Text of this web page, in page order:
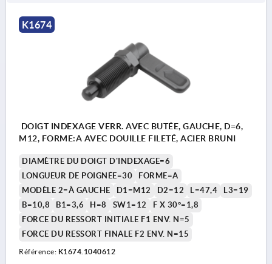
K1674
DOIGT INDEXAGE VERR. AVEC BUTÉE, GAUCHE, D=6,
M12, FORME:A AVEC DOUILLE FILETÉ, ACIER BRUNI
DIAMÈTRE DU DOIGT D'INDEXAGE=6
LONGUEUR DE POIGNÉE=30
FORME=A
MODÈLE 2=À GAUCHE
D1=M12 D2=12 L=47,4
L3=19
B=10,8
B1=3,6 H=8 SW1=12
F X 30°=1,8
FORCE DU RESSORT INITIALE F1 ENV. N=5
FORCE DU RESSORT FINALE F2 ENV. N=15
Référence: K1674.1040612